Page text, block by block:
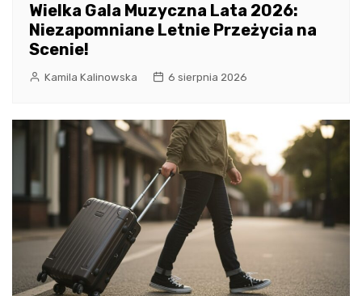
Wielka Gala Muzyczna Lata 2026:
Niezapomniane Letnie Przeżycia na
Scenie!
Kamila Kalinowska 6 sierpnia 2026